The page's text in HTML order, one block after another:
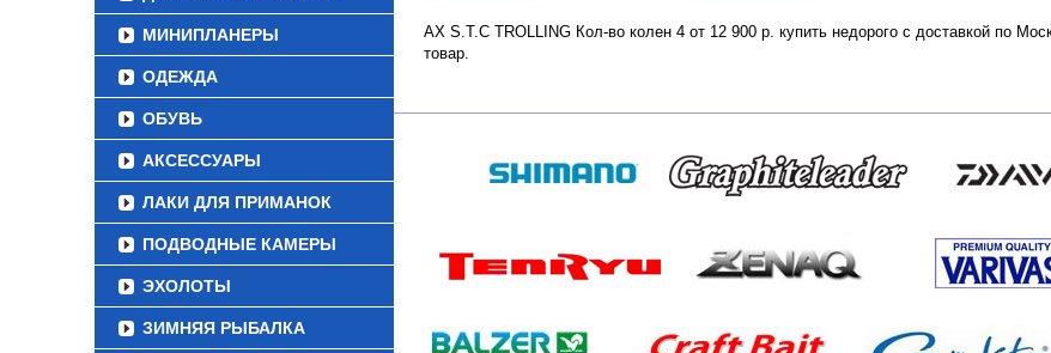
МИНИПЛАНЕРЫ
ОДЕЖДА
ОБУВЬ
АКСЕССУАРЫ
ЛАКИ ДЛЯ ПРИМАНОК
ПОДВОДНЫЕ КАМЕРЫ
ЭХОЛОТЫ
ЗИМНЯЯ РЫБАЛКА
AX S.T.C TROLLING Кол-во колен 4 от 12 900 р. купить недорого с доставкой по
товар.